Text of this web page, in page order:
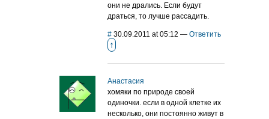
они не дрались. Если будут
драться, то лучше рассадить.
# 30.09.2011 at 05:12 — Ответить
↑
Анастасия
хомяки по природе своей
одиночки. если в одной клетке их
несколько, они постоянно живут в